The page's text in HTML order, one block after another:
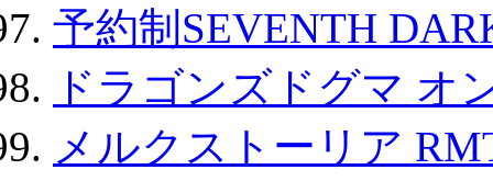
予約制SEVENTH
ドラゴンズドグマ オ
メルクストーリア